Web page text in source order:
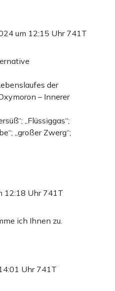
um 12:15 Uhr 741T
der
– Innerer
„Flüssiggas“;
„großer Zwerg“;
12:18 Uhr 741T
ich Ihnen zu.
Uhr 741T